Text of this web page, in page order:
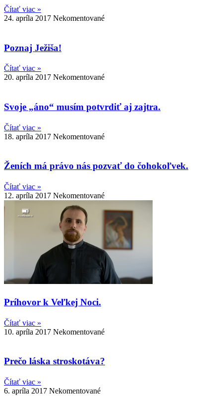
Čítať viac »
24. apríla 2017 Nekomentované
Poznaj Ježiša!
Čítať viac »
20. apríla 2017 Nekomentované
Svoje „áno“ musím potvrdiť aj zajtra.
Čítať viac »
18. apríla 2017 Nekomentované
Ženích má právo nás pozvať do čohokoľvek.
Čítať viac »
12. apríla 2017 Nekomentované
Príhovor k Veľkej Noci.
Čítať viac »
10. apríla 2017 Nekomentované
Prečo láska stroskotáva?
Čítať viac »
6. apríla 2017 Nekomentované